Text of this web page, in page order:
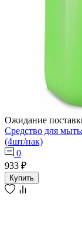
Ожидание
Средство для
(4шт/пак)
0
933 ₽
Купить